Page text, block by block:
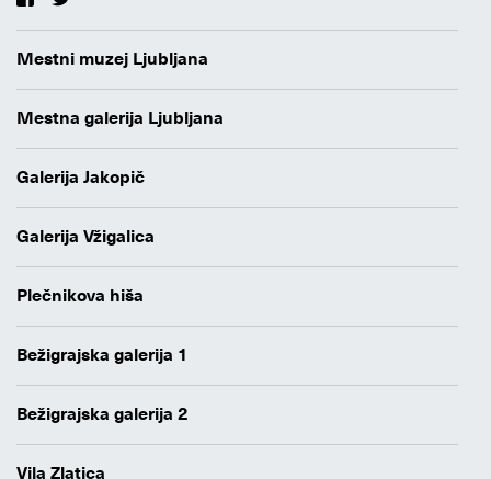
Mestni muzej Ljubljana
Mestna galerija Ljubljana
Galerija Jakopič
Galerija Vžigalica
Plečnikova hiša
Bežigrajska galerija 1
Bežigrajska galerija 2
Vila Zlatica